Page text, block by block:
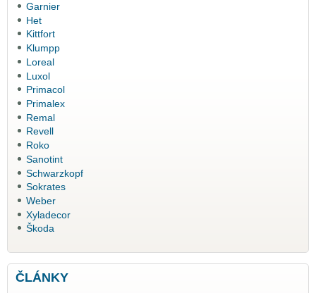
Garnier
Het
Kittfort
Klumpp
Loreal
Luxol
Primacol
Primalex
Remal
Revell
Roko
Sanotint
Schwarzkopf
Sokrates
Weber
Xyladecor
Škoda
ČLÁNKY